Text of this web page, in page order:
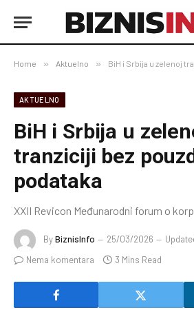
Home » Aktuelno » BiH i Srbija u zelenoj
AKTUELNO
BiH i Srbija u
tranziciji bez
podataka
XXII Revicon Međunarodni forum o
ByBiznisInfo 25/03/2026
Nema komentara
3 Mins Read